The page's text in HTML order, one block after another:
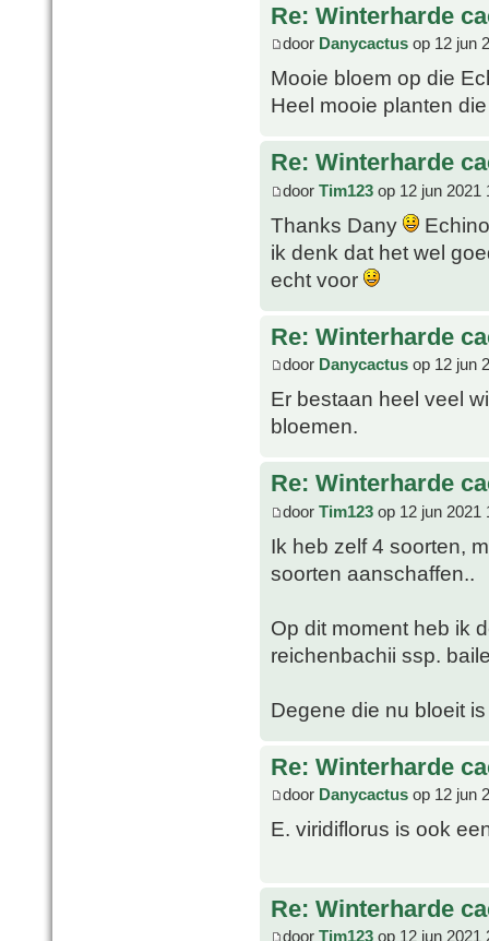
Re: Winterharde
door Danycactus op 12 jun
Mooie bloem op die
Heel mooie planten
Re: Winterharde
door Tim123 op 12 jun 2021
Thanks Dany
ik denk dat het wel
echt voor
Re: Winterharde
door Danycactus op 12 jun
Er bestaan heel veel
bloemen.
Re: Winterharde
door Tim123 op 12 jun 2021
Ik heb zelf 4 soorten,
soorten aanschaffen..
Op dit moment heb ik
reichenbachii ssp.
Degene die nu bloeit
Re: Winterharde
door Danycactus op 12 jun
E. viridiflorus is ook
Re: Winterharde
door Tim123 op 12 jun 2021